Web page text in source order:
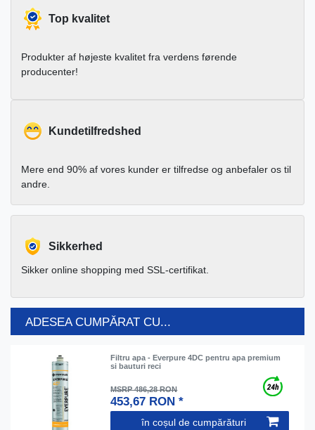
Top kvalitet
Produkter af højeste kvalitet fra verdens førende
producenter!
Kundetilfredshed
Mere end 90% af vores kunder er tilfredse og anbefaler os til
andre.
Sikkerhed
Sikker online shopping med SSL-certifikat.
ADESEA CUMPĂRAT CU...
Filtru apa - Everpure 4DC pentru apa premium
si bauturi reci
MSRP 486,28 RON
453,67 RON *
în coșul de cumpărături